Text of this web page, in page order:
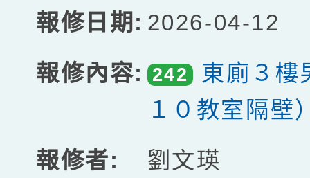
2026-04-12
242
東廁３樓
１０教室隔壁
劉文瑛